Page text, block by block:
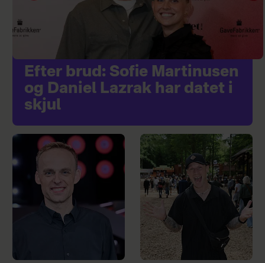
Efter brud: Sofie Martinusen
og Daniel Lazrak har datet i
skjul